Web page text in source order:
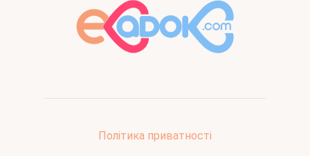
Політика приватності